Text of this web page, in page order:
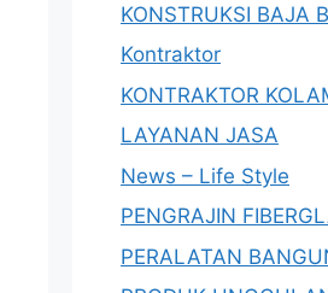
KONSTRUKSI BAJA
Kontraktor
KONTRAKTOR
LAYANAN JASA
News – Life Style
PENGRAJIN
PERALATAN